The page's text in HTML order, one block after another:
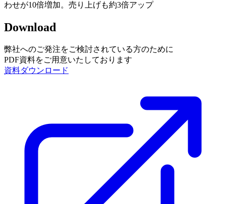
わせが10倍増加。売り上げも約3倍アップ
Download
弊社へのご発注をご検討されている方のために
PDF資料をご用意いたしております
資料ダウンロード